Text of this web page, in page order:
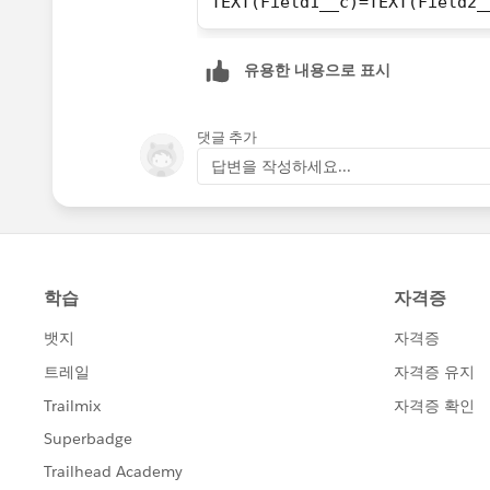
유용한 내용으로 표시
댓글 추가
답변을 작성하세요...